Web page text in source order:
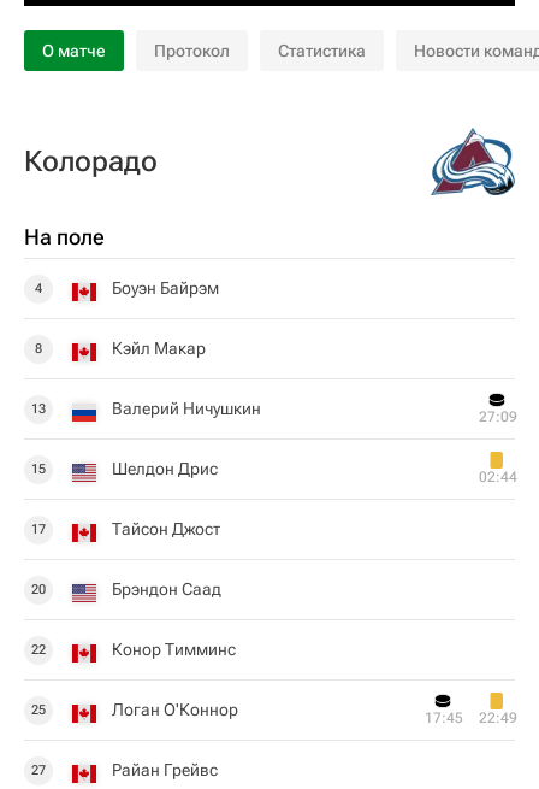
О матче Протокол Статистика Новости
Колорадо
На поле
4 Боуэн Байрэм
8 Кэйл Макар
13 Валерий Ничушкин 27:09
15 Шелдон Дрис 02:44
17 Тайсон Джост
20 Брэндон Саад
22 Конор Тимминс
25 Логан О'Коннор 17:45 22:49
27 Райан Грейвс